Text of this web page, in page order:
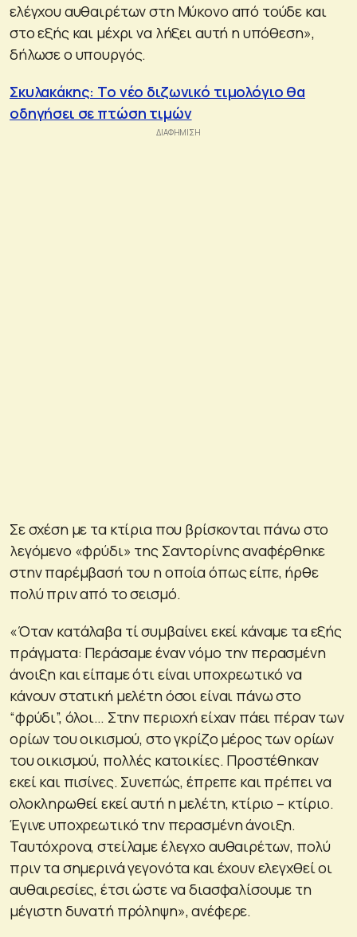
ελέγχου αυθαιρέτων στη Μύκονο από τούδε και
στο εξής και μέχρι να λήξει αυτή η υπόθεση»,
δήλωσε ο υπουργός.
Σκυλακάκης: Το νέο διζωνικό τιμολόγιο θα
οδηγήσει σε πτώση τιμών
Σε σχέση με τα κτίρια που βρίσκονται πάνω στο
λεγόμενο «φρύδι» της Σαντορίνης αναφέρθηκε
στην παρέμβασή του η οποία όπως είπε, ήρθε
πολύ πριν από το σεισμό.
«Όταν κατάλαβα τί συμβαίνει εκεί κάναμε τα εξής
πράγματα: Περάσαμε έναν νόμο την περασμένη
άνοιξη και είπαμε ότι είναι υποχρεωτικό να
κάνουν στατική μελέτη όσοι είναι πάνω στο
“φρύδι”, όλοι… Στην περιοχή είχαν πάει πέραν των
ορίων του οικισμού, στο γκρίζο μέρος των ορίων
του οικισμού, πολλές κατοικίες. Προστέθηκαν
εκεί και πισίνες. Συνεπώς, έπρεπε και πρέπει να
ολοκληρωθεί εκεί αυτή η μελέτη, κτίριο – κτίριο.
Έγινε υποχρεωτικό την περασμένη άνοιξη.
Ταυτόχρονα, στείλαμε έλεγχο αυθαιρέτων, πολύ
πριν τα σημερινά γεγονότα και έχουν ελεγχθεί οι
αυθαιρεσίες, έτσι ώστε να διασφαλίσουμε τη
μέγιστη δυνατή πρόληψη», ανέφερε.